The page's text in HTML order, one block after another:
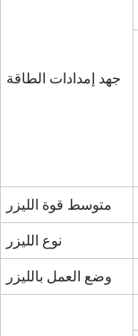
جهد إمدادات الطاقة
متوسط قوة الليزر
نوع الليزر
وضع العمل بالليزر